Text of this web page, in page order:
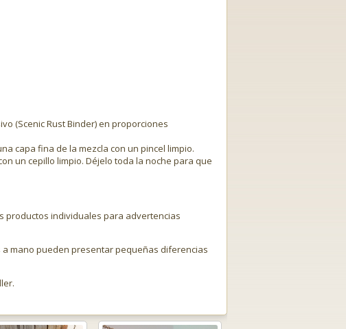
(Scenic Rust Binder) en proporciones
capa fina de la mezcla con un pincel limpio.
un cepillo limpio. Déjelo toda la noche para que
productos individuales para advertencias
mano pueden presentar pequeñas diferencias